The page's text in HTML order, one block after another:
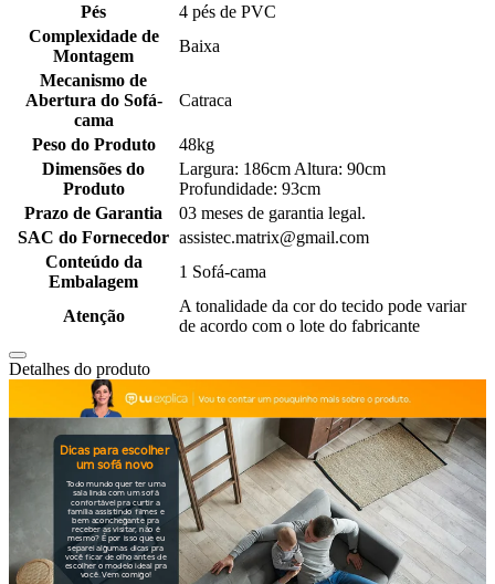
Pés
4 pés de PVC
Complexidade de
Montagem
Baixa
Mecanismo de
Abertura do Sofá-
cama
Catraca
Peso do Produto
48kg
Dimensões do
Produto
Largura: 186cm Altura: 90cm
Profundidade: 93cm
Prazo de Garantia
03 meses de garantia legal.
SAC do Fornecedor assistec.matrix@gmail.com
Conteúdo da
Embalagem
1 Sofá-cama
Atenção
A tonalidade da cor do tecido pode variar
de acordo com o lote do fabricante
Detalhes do produto